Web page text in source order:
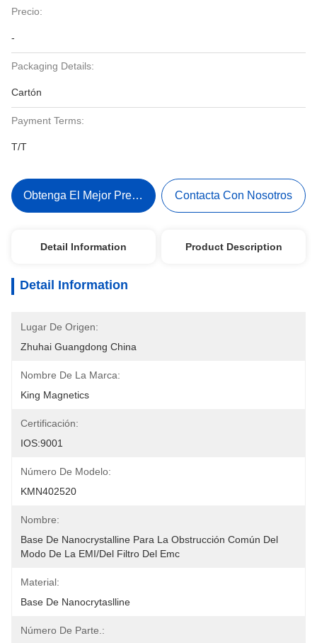
Precio:
-
Packaging Details:
Cartón
Payment Terms:
T/T
Obtenga El Mejor Precio Contacta Con Nosotros
Detail Information Product Description
Detail Information
Lugar De Origen:
Zhuhai Guangdong China
Nombre De La Marca:
King Magnetics
Certificación:
IOS:9001
Número De Modelo:
KMN402520
Nombre:
Base De Nanocrystalline Para La Obstrucción Común Del
Modo De La EMI/del Filtro Del Emc
Material:
Base De Nanocrytaslline
Número De Parte.: